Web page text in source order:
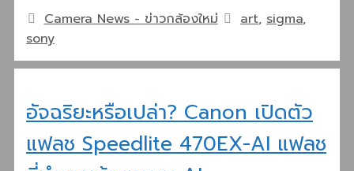
Categories
Camera News - ข่าวกล้องใหม่ Tags
art,sigma,
sony
อัจฉริยะหรือเปล่า? Canon เปิดตัว
แฟลช Speedlite 470EX-AI แฟลช